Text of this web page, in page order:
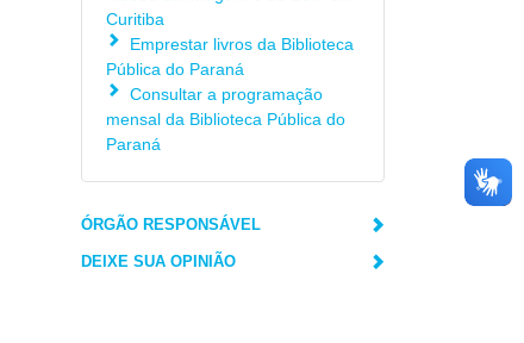
Curitiba
Emprestar livros da Biblioteca
Pública do Paraná
Consultar a programação
mensal da Biblioteca Pública do
Paraná
ÓRGÃO RESPONSÁVEL
DEIXE SUA OPINIÃO